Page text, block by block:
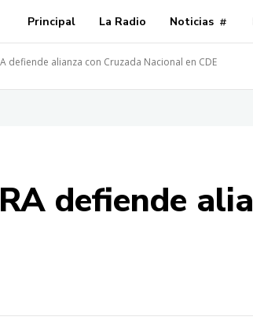
Principal La Radio Noticias
defiende alianza con Cruzada Nacional en CDE
defiende